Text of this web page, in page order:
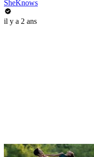
SheKnows
il y a 2 ans